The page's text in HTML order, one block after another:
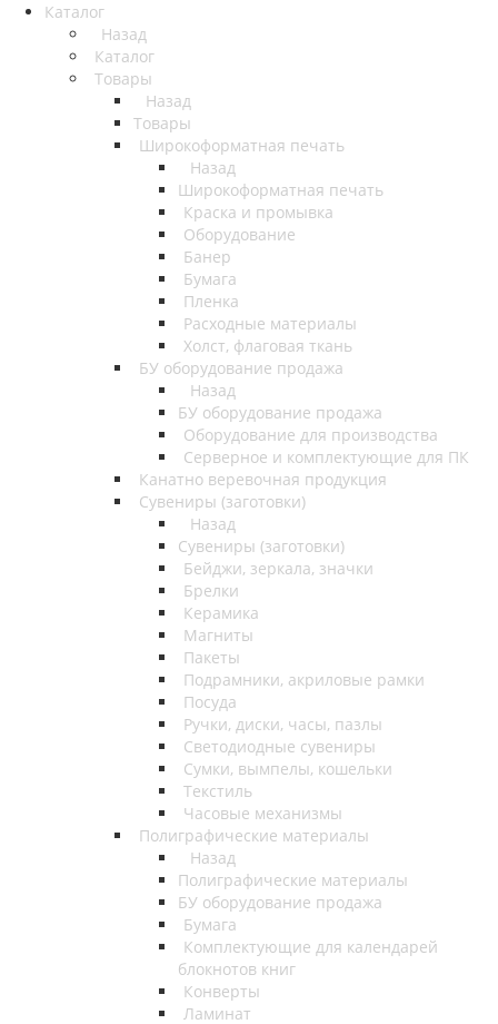
Каталог
Назад
Каталог
Товары
Назад
Товары
Широкоформатная печать
Назад
Широкоформатная печать
Краска и промывка
Оборудование
Банер
Бумага
Пленка
Расходные материалы
Холст, флаговая ткань
БУ оборудование продажа
Назад
БУ оборудование продажа
Оборудование для производства
Серверное и комплектующие для ПК
Канатно веревочная продукция
Сувениры (заготовки)
Назад
Сувениры (заготовки)
Бейджи, зеркала, значки
Брелки
Керамика
Магниты
Пакеты
Подрамники, акриловые рамки
Посуда
Ручки, диски, часы, пазлы
Светодиодные сувениры
Сумки, вымпелы, кошельки
Текстиль
Часовые механизмы
Полиграфические материалы
Назад
Полиграфические материалы
БУ оборудование продажа
Бумага
Комплектующие для календарей
блокнотов книг
Конверты
Ламинат